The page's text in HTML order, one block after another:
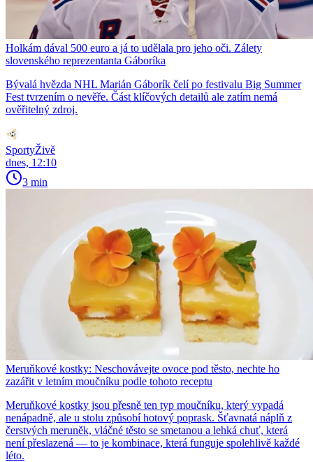
Holkám dával 500 euro a já to udělala pro jeho oči. Zálety
slovenského reprezentanta Gáboríka
Bývalá hvězda NHL Marián Gáborík čelí po festivalu Big Summer
Fest tvrzením o nevěře. Část klíčových detailů ale zatím nemá
ověřitelný zdroj.
SportyŽivě
dnes, 12:10
3 min
Meruňkové kostky: Neschovávejte ovoce pod těsto, nechte ho
zazářit v letním moučníku podle tohoto receptu
Meruňkové kostky jsou přesně ten typ moučníku, který vypadá
nenápadně, ale u stolu způsobí hotový poprask. Šťavnatá náplň z
čerstvých meruněk, vláčné těsto se smetanou a lehká chuť, která
není přeslazená — to je kombinace, která funguje spolehlivě každé
léto.